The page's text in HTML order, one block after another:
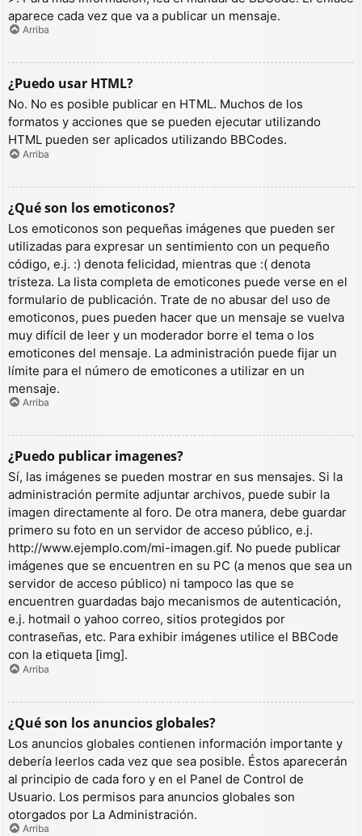
aparece cada vez que va a publicar un mensaje.
Arriba
¿Puedo usar HTML?
No. No es posible publicar en HTML. Muchos de los
formatos y acciones que se pueden ejecutar utilizando
HTML pueden ser aplicados utilizando BBCodes.
Arriba
¿Qué son los emoticonos?
Los emoticonos son pequeñas imágenes que pueden ser
utilizadas para expresar un sentimiento con un pequeño
código, e.j. :) denota felicidad, mientras que :( denota
tristeza. La lista completa de emoticones puede verse en el
formulario de publicación. Trate de no abusar del uso de
emoticonos, pues pueden hacer que un mensaje se vuelva
muy difícil de leer y un moderador borre el tema o los
emoticones del mensaje. La administración puede fijar un
límite para el número de emoticones a utilizar en un
mensaje.
Arriba
¿Puedo publicar imagenes?
Sí, las imágenes se pueden mostrar en sus mensajes. Si la
administración permite adjuntar archivos, puede subir la
imagen directamente al foro. De otra manera, debe guardar
primero su foto en un servidor de acceso público, e.j.
http://www.ejemplo.com/mi-imagen.gif. No puede publicar
imágenes que se encuentren en su PC (a menos que sea un
servidor de acceso público) ni tampoco las que se
encuentren guardadas bajo mecanismos de autenticación,
e.j. hotmail o yahoo correo, sitios protegidos por
contraseñas, etc. Para exhibir imágenes utilice el BBCode
con la etiqueta [img].
Arriba
¿Qué son los anuncios globales?
Los anuncios globales contienen información importante y
debería leerlos cada vez que sea posible. Éstos aparecerán
al principio de cada foro y en el Panel de Control de
Usuario. Los permisos para anuncios globales son
otorgados por La Administración.
Arriba